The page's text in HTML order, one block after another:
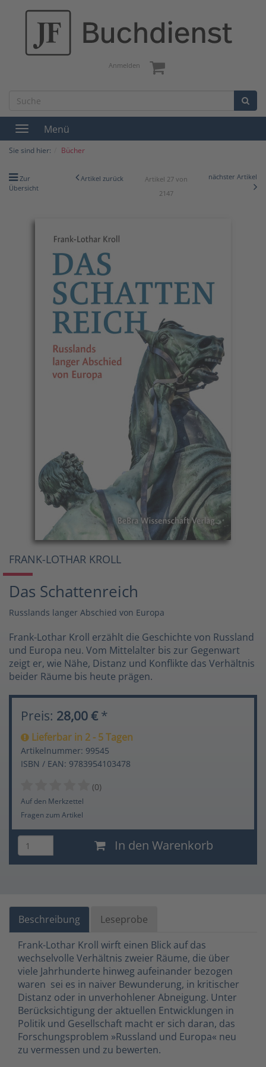
Anmelden
Toggle
navigation
Menü
Sie sind hier: Bücher
Zur
Übersicht
Artikel zurück
Artikel 27 von
2147
nächster Artikel
FRANK-LOTHAR KROLL
Das Schattenreich
Russlands langer Abschied von Europa
Frank-Lothar Kroll erzählt die Geschichte von Russland
und Europa neu. Vom Mittelalter bis zur Gegenwart
zeigt er, wie Nähe, Distanz und Konflikte das Verhältnis
beider Räume bis heute prägen.
Preis: 28,00 € *
Lieferbar in 2 - 5 Tagen
Artikelnummer: 99545
ISBN / EAN: 9783954103478
(0)
Auf den Merkzettel
Fragen zum Artikel
In den Warenkorb
Beschreibung
Leseprobe
Frank-Lothar Kroll wirft einen Blick auf das
wechselvolle Verhältnis zweier Räume, die über
viele Jahrhunderte hinweg aufeinander bezogen
waren  sei es in naiver Bewunderung, in kritischer
Distanz oder in unverhohlener Abneigung. Unter
Berücksichtigung der aktuellen Entwicklungen in
Politik und Gesellschaft macht er sich daran, das
Forschungsproblem »Russland und Europa« neu
zu vermessen und zu bewerten.